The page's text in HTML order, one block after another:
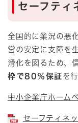
セーフティ
全国的に業況の悪
営の安定に支障を
滑化を図るため、
枠で80％保証 を
中小企業庁ホーム
セーフティネ